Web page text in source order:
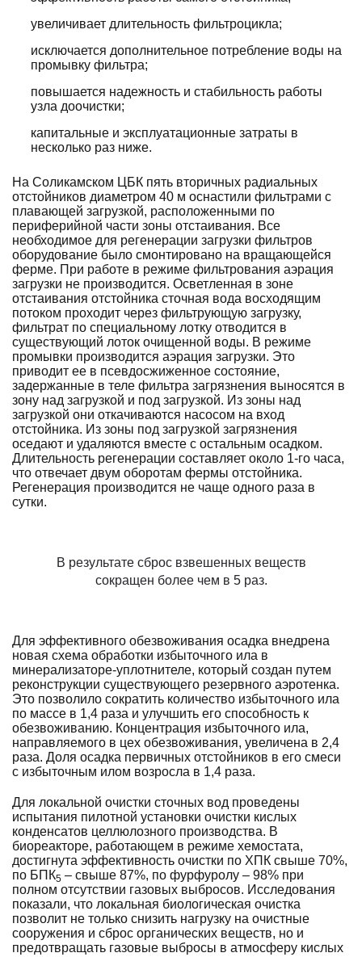
увеличивает длительность фильтроцикла;
исключается дополнительное потребление воды на
промывку фильтра;
повышается надежность и стабильность работы
узла доочистки;
капитальные и эксплуатационные затраты в
несколько раз ниже.
На Соликамском ЦБК пять вторичных радиальных
отстойников диаметром 40 м оснастили фильтрами с
плавающей загрузкой, расположенными по
периферийной части зоны отстаивания. Все
необходимое для регенерации загрузки фильтров
оборудование было смонтировано на вращающейся
ферме. При работе в режиме фильтрования аэрация
загрузки не производится. Осветленная в зоне
отстаивания отстойника сточная вода восходящим
потоком проходит через фильтрующую загрузку,
фильтрат по специальному лотку отводится в
существующий лоток очищенной воды. В режиме
промывки производится аэрация загрузки. Это
приводит ее в псевдосжиженное состояние,
задержанные в теле фильтра загрязнения выносятся в
зону над загрузкой и под загрузкой. Из зоны над
загрузкой они откачиваются насосом на вход
отстойника. Из зоны под загрузкой загрязнения
оседают и удаляются вместе с остальным осадком.
Длительность регенерации составляет около 1-го часа,
что отвечает двум оборотам фермы отстойника.
Регенерация производится не чаще одного раза в
сутки.
В результате сброс взвешенных веществ
сокращен более чем в 5 раз.
Для эффективного обезвоживания осадка внедрена
новая схема обработки избыточного ила в
минерализаторе-уплотнителе, который создан путем
реконструкции существующего резервного аэротенка.
Это позволило сократить количество избыточного ила
по массе в 1,4 раза и улучшить его способность к
обезвоживанию. Концентрация избыточного ила,
направляемого в цех обезвоживания, увеличена в 2,4
раза. Доля осадка первичных отстойников в его смеси
с избыточным илом возросла в 1,4 раза.
Для локальной очистки сточных вод проведены
испытания пилотной установки очистки кислых
конденсатов целлюлозного производства. В
биореакторе, работающем в режиме хемостата,
достигнута эффективность очистки по ХПК свыше 70%,
по БПК5 – свыше 87%, по фурфуролу – 98% при
полном отсутствии газовых выбросов. Исследования
показали, что локальная биологическая очистка
позволит не только снизить нагрузку на очистные
сооружения и сброс органических веществ, но и
предотвращать газовые выбросы в атмосферу кислых